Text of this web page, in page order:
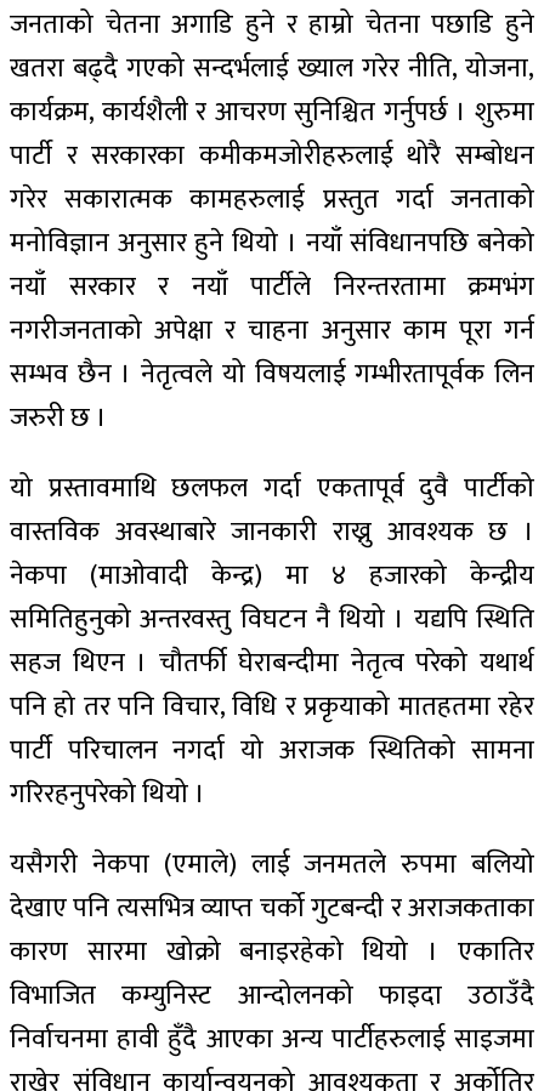
जनताको चेतना अगाडि हुने र हाम्रो चेतना पछाडि हुने
खतरा बढ्दै गएको सन्दर्भलाई ख्याल गरेर नीति, योजना,
कार्यक्रम, कार्यशैली र आचरण सुनिश्चित गर्नुपर्छ । शुरुमा
पार्टी र सरकारका कमीकमजोरीहरुलाई थोरै सम्बोधन
गरेर सकारात्मक कामहरुलाई प्रस्तुत गर्दा जनताको
मनोविज्ञान अनुसार हुने थियो । नयाँ संविधानपछि बनेको
नयाँ सरकार र नयाँ पार्टीले निरन्तरतामा क्रमभंग
नगरीजनताको अपेक्षा र चाहना अनुसार काम पूरा गर्न
सम्भव छैन । नेतृत्वले यो विषयलाई गम्भीरतापूर्वक लिन
जरुरी छ ।
यो प्रस्तावमाथि छलफल गर्दा एकतापूर्व दुवै पार्टीको
वास्तविक अवस्थाबारे जानकारी राख्नु आवश्यक छ ।
नेकपा (माओवादी केन्द्र) मा ४ हजारको केन्द्रीय
समितिहुनुको अन्तरवस्तु विघटन नै थियो । यद्यपि स्थिति
सहज थिएन । चौतर्फी घेराबन्दीमा नेतृत्व परेको यथार्थ
पनि हो तर पनि विचार, विधि र प्रकृयाको मातहतमा रहेर
पार्टी परिचालन नगर्दा यो अराजक स्थितिको सामना
गरिरहनुपरेको थियो ।
यसैगरी नेकपा (एमाले) लाई जनमतले रुपमा बलियो
देखाए पनि त्यसभित्र व्याप्त चर्को गुटबन्दी र अराजकताका
कारण सारमा खोक्रो बनाइरहेको थियो । एकातिर
विभाजित कम्युनिस्ट आन्दोलनको फाइदा उठाउँदै
निर्वाचनमा हावी हुँदै आएका अन्य पार्टीहरुलाई साइजमा